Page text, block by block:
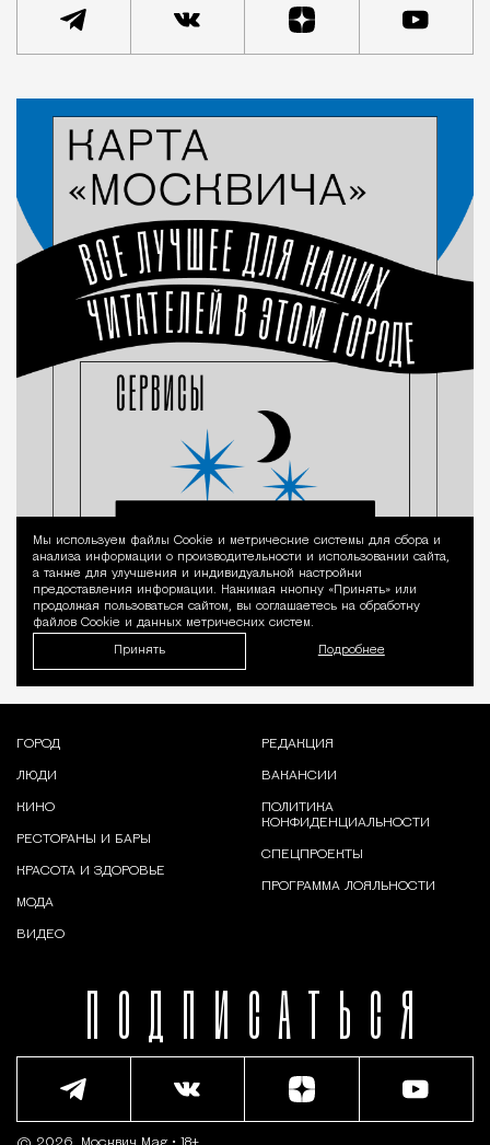
Уведомление
Мы используем файлы Сookie и метрические системы для сбора и
анализа информации о производительности и использовании сайта,
а также для улучшения и индивидуальной настройки
предоставления информации. Нажимая кнопку «Принять» или
продолжая пользоваться сайтом, вы соглашаетесь на обработку
файлов Cookie и данных метрических систем.
Принять Подробнее
ПОДПИСАТЬСЯ
ГОРОД
ЛЮДИ
КИНО
РЕСТОРАНЫ И БАРЫ
КРАСОТА И ЗДОРОВЬЕ
МОДА
ВИДЕО
РЕДАКЦИЯ
ВАКАНСИИ
ПОЛИТИКА
КОНФИДЕНЦИАЛЬНОСТИ
СПЕЦПРОЕКТЫ
ПРОГРАММА ЛОЯЛЬНОСТИ